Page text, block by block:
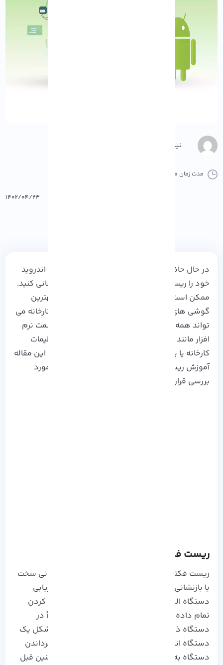
نیکو رنجبر
مدت زمان مطالعه :
۱۴۰۲/۰۴/۲۳
در حال حاضر دلایل مختلفی وجود دارد که گوشی اندروید
خود را ریست فکتوری یا به تنظیمات کارخانه بازنشانی کنید.
ممکن است بخواهید گوشی خود را بفروشید و بهترین
گوشی های هوشمند را تهیه کنید. تنظیم مجدد کارخانه می
تواند همه چیز را حذف کند و گوشی شما را در قسمت نرم
افزار مانند یک دستگاه جدید کند. بازنشانی به تنظیمات
کارخانه یا پاک کردن اطلاعات نسبتاً ساده است، در این مقاله
آموزش ریست فکتوری در گوشی های اندروید را مورد
بررسی قرار می دهیم.
ریست فکتوری چیست؟
ریست فکتوری (factory reset) که به‌عنوان بازنشانی سخت
یا بازنشانی اصلی شناخته می‌شود، یک نرم‌افزار بازیابی
دستگاه الکترونیکی به حالت اولیه سیستم با پاک کردن
تمام داده‌ها، تنظیمات و برنامه‌هایی است که قبلاً در
دستگاه ذخیره شده بودند. این اغلب برای رفع مشکل یک
دستگاه انجام می‌شود، اما می‌توان آن را برای بازگرداندن
دستگاه به تنظیمات اولیه‌اش نیز انجام داد. همچنین قبل